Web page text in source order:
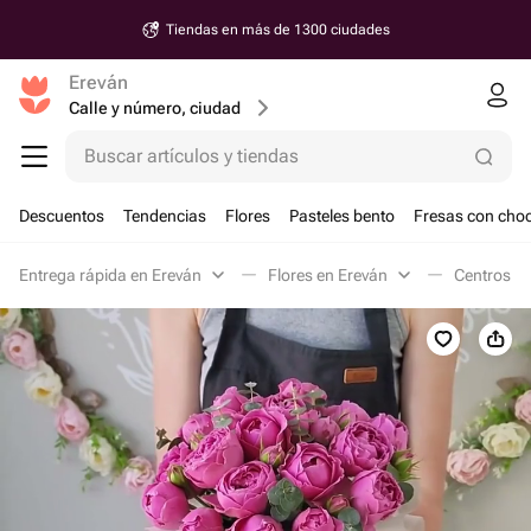
Tiendas en más de 1300 ciudades
Ereván
Calle y número, ciudad
Buscar artículos y tiendas
Descuentos Tendencias Flores Pasteles bento Fresas con
Entrega rápida en Ereván Flores en Ereván Centros